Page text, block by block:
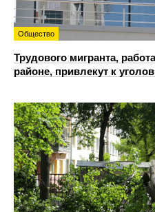
Общество
Трудового мигранта,
районе, привлекут к